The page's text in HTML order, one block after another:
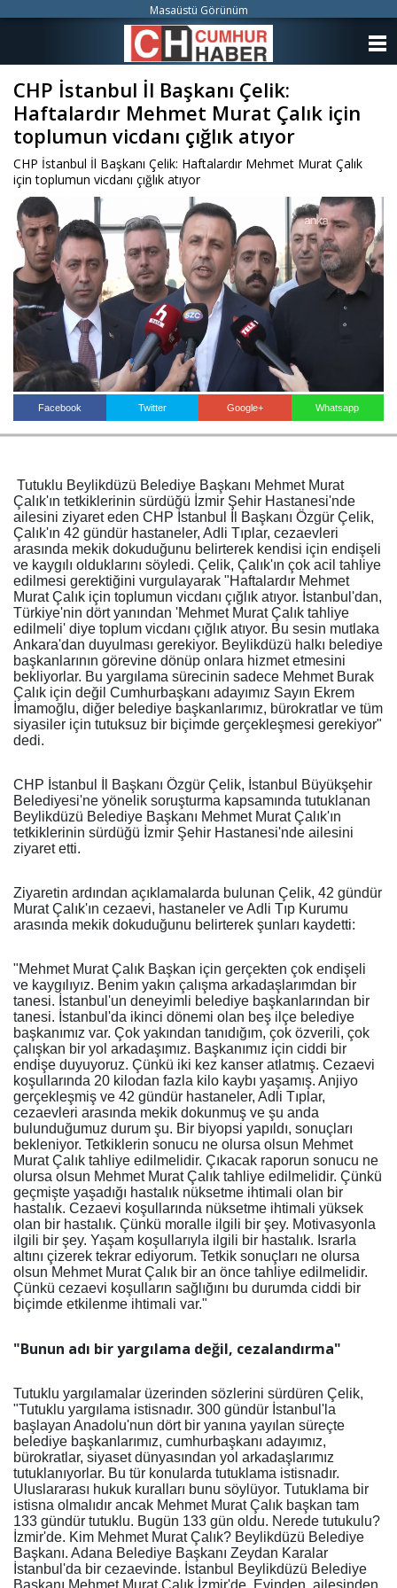
CHP İstanbul İl Başkanı Çelik:
Haftalardır Mehmet Murat Çalık için
toplumun vicdanı çığlık atıyor
CHP İstanbul İl Başkanı Çelik: Haftalardır Mehmet Murat Çalık
için toplumun vicdanı çığlık atıyor
Facebook Twitter Google+ Whatsapp
Tutuklu Beylikdüzü Belediye Başkanı Mehmet Murat
Çalık'ın tetkiklerinin sürdüğü İzmir Şehir Hastanesi'nde
ailesini ziyaret eden CHP İstanbul İl Başkanı Özgür Çelik,
Çalık'ın 42 gündür hastaneler, Adli Tıplar, cezaevleri
arasında mekik dokuduğunu belirterek kendisi için endişeli
ve kaygılı olduklarını söyledi. Çelik, Çalık'ın çok acil tahliye
edilmesi gerektiğini vurgulayarak "Haftalardır Mehmet
Murat Çalık için toplumun vicdanı çığlık atıyor. İstanbul'dan,
Türkiye'nin dört yanından 'Mehmet Murat Çalık tahliye
edilmeli' diye toplum vicdanı çığlık atıyor. Bu sesin mutlaka
Ankara'dan duyulması gerekiyor. Beylikdüzü halkı belediye
başkanlarının görevine dönüp onlara hizmet etmesini
bekliyorlar. Bu yargılama sürecinin sadece Mehmet Burak
Çalık için değil Cumhurbaşkanı adayımız Sayın Ekrem
İmamoğlu, diğer belediye başkanlarımız, bürokratlar ve tüm
siyasiler için tutuksuz bir biçimde gerçekleşmesi gerekiyor"
dedi.
CHP İstanbul İl Başkanı Özgür Çelik, İstanbul Büyükşehir
Belediyesi'ne yönelik soruşturma kapsamında tutuklanan
Beylikdüzü Belediye Başkanı Mehmet Murat Çalık'ın
tetkiklerinin sürdüğü İzmir Şehir Hastanesi'nde ailesini
ziyaret etti.
Ziyaretin ardından açıklamalarda bulunan Çelik, 42 gündür
Murat Çalık'ın cezaevi, hastaneler ve Adli Tıp Kurumu
arasında mekik dokuduğunu belirterek şunları kaydetti:
"Mehmet Murat Çalık Başkan için gerçekten çok endişeli
ve kaygılıyız. Benim yakın çalışma arkadaşlarımdan bir
tanesi. İstanbul'un deneyimli belediye başkanlarından bir
tanesi. İstanbul'da ikinci dönemi olan beş ilçe belediye
başkanımız var. Çok yakından tanıdığım, çok özverili, çok
çalışkan bir yol arkadaşımız. Başkanımız için ciddi bir
endişe duyuyoruz. Çünkü iki kez kanser atlatmış. Cezaevi
koşullarında 20 kilodan fazla kilo kaybı yaşamış. Anjiyo
gerçekleşmiş ve 42 gündür hastaneler, Adli Tıplar,
cezaevleri arasında mekik dokunmuş ve şu anda
bulunduğumuz durum şu. Bir biyopsi yapıldı, sonuçları
bekleniyor. Tetkiklerin sonucu ne olursa olsun Mehmet
Murat Çalık tahliye edilmelidir. Çıkacak raporun sonucu ne
olursa olsun Mehmet Murat Çalık tahliye edilmelidir. Çünkü
geçmişte yaşadığı hastalık nüksetme ihtimali olan bir
hastalık. Cezaevi koşullarında nüksetme ihtimali yüksek
olan bir hastalık. Çünkü moralle ilgili bir şey. Motivasyonla
ilgili bir şey. Yaşam koşullarıyla ilgili bir hastalık. Israrla
altını çizerek tekrar ediyorum. Tetkik sonuçları ne olursa
olsun Mehmet Murat Çalık bir an önce tahliye edilmelidir.
Çünkü cezaevi koşulların sağlığını bu durumda ciddi bir
biçimde etkilenme ihtimali var."
"Bunun adı bir yargılama değil, cezalandırma"
Tutuklu yargılamalar üzerinden sözlerini sürdüren Çelik,
"Tutuklu yargılama istisnadır. 300 gündür İstanbul'la
başlayan Anadolu'nun dört bir yanına yayılan süreçte
belediye başkanlarımız, cumhurbaşkanı adayımız,
bürokratlar, siyaset dünyasından yol arkadaşlarımız
tutuklanıyorlar. Bu tür konularda tutuklama istisnadır.
Uluslararası hukuk kuralları bunu söylüyor. Tutuklama bir
istisna olmalıdır ancak Mehmet Murat Çalık başkan tam
133 gündür tutuklu. Bugün 133 gün oldu. Nerede tutukulu?
İzmir'de. Kim Mehmet Murat Çalık? Beylikdüzü Belediye
Başkanı. Adana Belediye Başkanı Zeydan Karalar
İstanbul'da bir cezaevinde. İstanbul Beylikdüzü Belediye
Başkanı Mehmet Murat Çalık İzmir'de. Evinden, ailesinden,
Masaüstü Görünüm
KATEGORİLER
YAZARLAR
ANKETLER
FOTO GALERİ
VİDEO GALERİ
KÜNYE